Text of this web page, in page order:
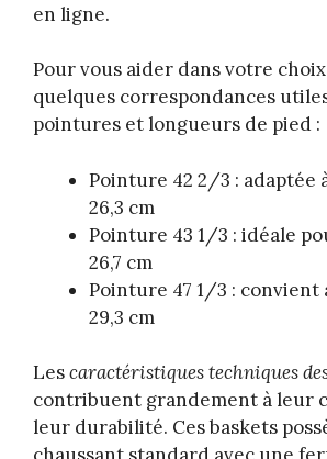
en ligne.
Pour vous aider dans votre
quelques correspondances
pointures et longueurs de pied :
Pointure 42 2/3 : adaptée
26,3 cm
Pointure 43 1/3 : idéale
26,7 cm
Pointure 47 1/3 : convient
29,3 cm
Lescaractéristiques techniques
contribuent grandement à leur
leur durabilité. Ces baskets